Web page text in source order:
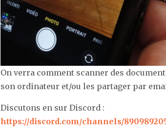
On verra comment scanner des
son ordinateur et/ou les partager par
Discutons en sur Discord :
https://discord.com/channels/